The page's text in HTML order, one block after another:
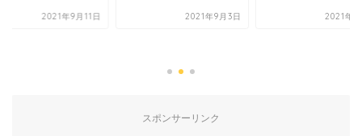
2021年9月3日 2021年9月9日
スポンサーリンク